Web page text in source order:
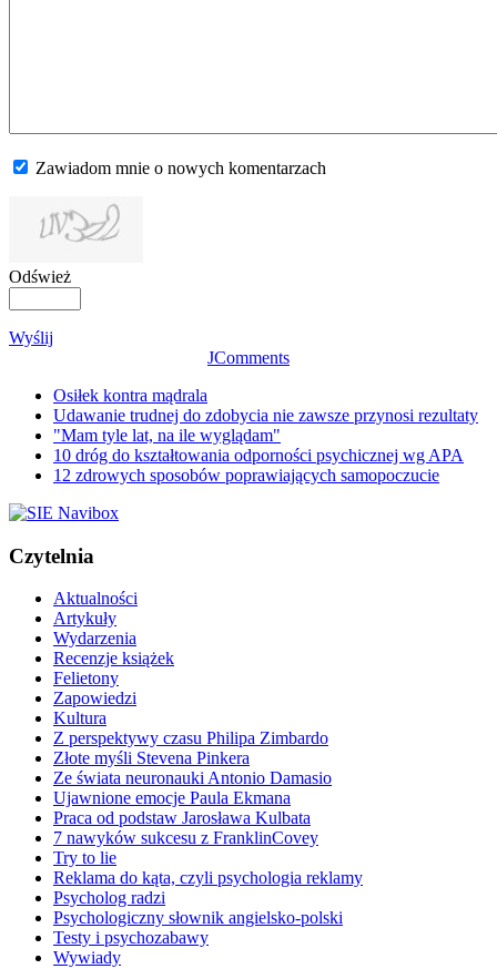
Zawiadom mnie o nowych komentarzach
Odśwież
Wyślij
JComments
Osiłek kontra mądrala
Udawanie trudnej do zdobycia nie zawsze przynosi rezultaty
"Mam tyle lat, na ile wyglądam"
10 dróg do kształtowania odporności psychicznej wg APA
12 zdrowych sposobów poprawiających samopoczucie
Czytelnia
Aktualności
Artykuły
Wydarzenia
Recenzje książek
Felietony
Zapowiedzi
Kultura
Z perspektywy czasu Philipa Zimbardo
Złote myśli Stevena Pinkera
Ze świata neuronauki Antonio Damasio
Ujawnione emocje Paula Ekmana
Praca od podstaw Jarosława Kulbata
7 nawyków sukcesu z FranklinCovey
Try to lie
Reklama do kąta, czyli psychologia reklamy
Psycholog radzi
Psychologiczny słownik angielsko-polski
Testy i psychozabawy
Wywiady